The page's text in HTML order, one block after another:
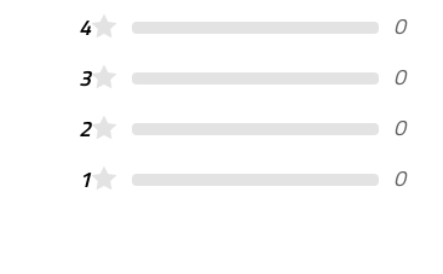
4
0
3
0
2
0
1
0